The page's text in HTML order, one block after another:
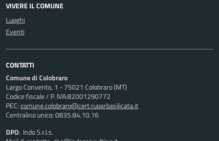
VIVERE IL COMUNE
Luoghi
Eventi
CONTATTI
Comune di Colobraro
Largo Convento, 1 - 75021 Colobraro (MT)
Codice fiscale / P. IVA:82001290772
PEC:comune.colobraro@cert.ruparbasilicata.it
Centralino unico: 0835.84.10.16
DPO: Indo S.r.l.s.